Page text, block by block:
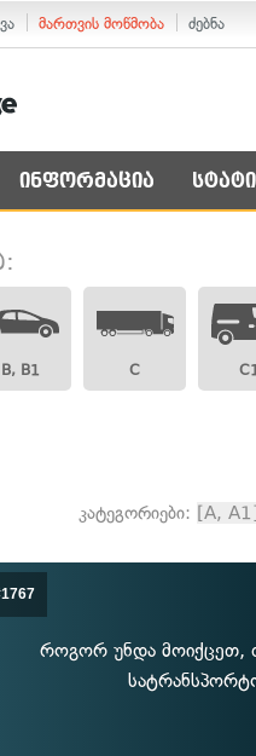
მართვის მოწმობა ძებნა
ინფორმაცია
B, B1 C
კატეგორიები: [A,
როგორ უნდა მოიქცეთ,